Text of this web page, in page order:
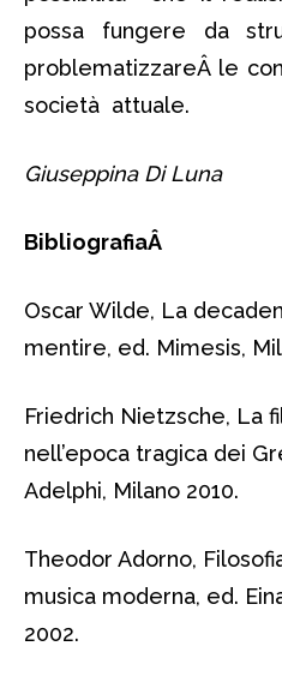
possa fungere da
problematizzareÂ le
società attuale.
Giuseppina Di Luna
BibliografiaÂ
Oscar Wilde, La
mentire, ed. Mimesis,
Friedrich Nietzsche, La
nell’epoca tragica dei
Adelphi, Milano 2010.
Theodor Adorno,
musica moderna, ed.
2002.